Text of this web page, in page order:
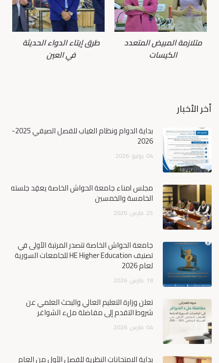
متلازمة المبيض المتعدد
الكيسات
طرق إيتاء الدواء الحديثة
في العين
أخر الأخبار
بداية الدوام ونظام الغياب للفصل الصيفي 2025-
2026
04 يونيو 2026
مجلس أمناء جامعة الحواش الخاصة يعقِد جلسته
الخامسة والخمسين
25 مارس 2026
جامعة الحواش الخاصة تتصدر المرتبة الأولى في
تصنيف HE Higher Education للجامعات السورية
لعام 2026
18 مارس 2026
تعلن وزارة التعليم العالي والبحث العلمي عن
شروط التقدم إلى مفاضلة ملء الشواغر
04 مارس 2026
بداية الامتحانات النظرية للفصل الأول من العام